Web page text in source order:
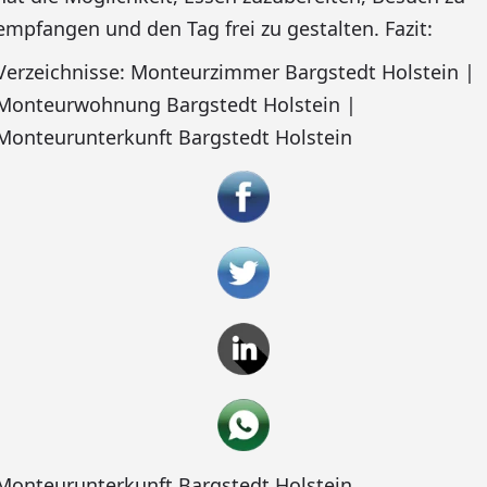
und den Tag frei zu gestalten. Fazit:
Monteurzimmer Bargstedt Holstein |
Bargstedt Holstein |
Bargstedt Holstein